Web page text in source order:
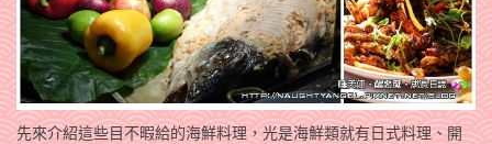
先來介紹這些目不暇給的海鮮料理，光是海鮮類就有日式料理、開